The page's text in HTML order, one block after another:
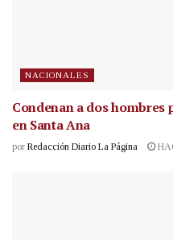
NACIONALES
Condenan a dos
en Santa Ana
por Redacción Diario La Página